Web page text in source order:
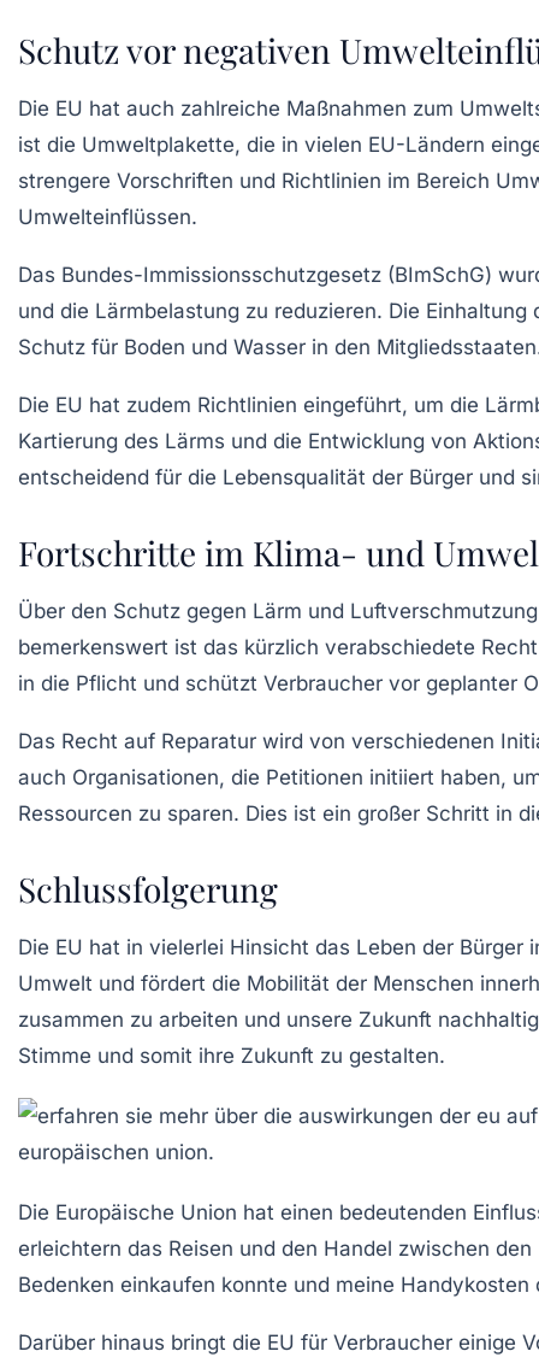
Schutz vor negativen
Die EU hat auch zahlreiche Maßnahmen zum
ist die Umweltplakette, die in vielen EU-Ländern
strengere Vorschriften und Richtlinien im Bereich
Umwelteinflüssen.
Das Bundes-Immissionsschutzgesetz (BImSchG)
und die Lärmbelastung zu reduzieren. Die
Schutz für Boden und Wasser in den
Die EU hat zudem Richtlinien eingeführt, um die
Kartierung des Lärms und die Entwicklung von
entscheidend für die Lebensqualität der Bürger und
Fortschritte im Klima- und
Über den Schutz gegen Lärm und
bemerkenswert ist das kürzlich verabschiedete
in die Pflicht und schützt Verbraucher vor geplanter
Das Recht auf Reparatur wird von verschiedenen
auch Organisationen, die Petitionen initiiert haben,
Ressourcen zu sparen. Dies ist ein großer Schritt in
Schlussfolgerung
Die EU hat in vielerlei Hinsicht das Leben der
Umwelt und fördert die Mobilität der Menschen
zusammen zu arbeiten und unsere Zukunft
Stimme und somit ihre Zukunft zu gestalten.
Die Europäische Union hat einen bedeutenden
erleichtern das Reisen und den Handel zwischen
Bedenken einkaufen konnte und meine Handykosten
Darüber hinaus bringt die EU für Verbraucher einige